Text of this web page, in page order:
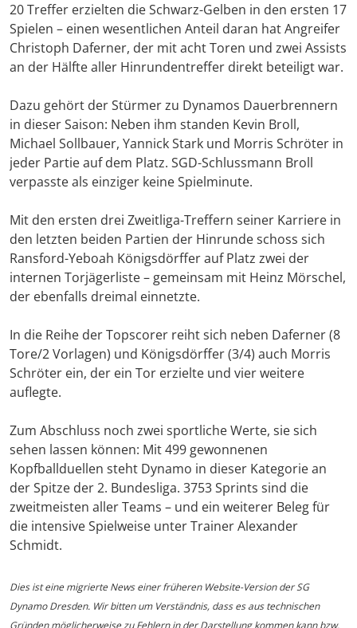
20 Treffer erzielten die Schwarz-Gelben in den ersten 17
Spielen – einen wesentlichen Anteil daran hat Angreifer
Christoph Daferner, der mit acht Toren und zwei Assists
an der Hälfte aller Hinrundentreffer direkt beteiligt war.
Dazu gehört der Stürmer zu Dynamos Dauerbrennern
in dieser Saison: Neben ihm standen Kevin Broll,
Michael Sollbauer, Yannick Stark und Morris Schröter in
jeder Partie auf dem Platz. SGD-Schlussmann Broll
verpasste als einziger keine Spielminute.
Mit den ersten drei Zweitliga-Treffern seiner Karriere in
den letzten beiden Partien der Hinrunde schoss sich
Ransford-Yeboah Königsdörffer auf Platz zwei der
internen Torjägerliste – gemeinsam mit Heinz Mörschel,
der ebenfalls dreimal einnetzte.
In die Reihe der Topscorer reiht sich neben Daferner (8
Tore/2 Vorlagen) und Königsdörffer (3/4) auch Morris
Schröter ein, der ein Tor erzielte und vier weitere
auflegte.
Zum Abschluss noch zwei sportliche Werte, sie sich
sehen lassen können: Mit 499 gewonnenen
Kopfballduellen steht Dynamo in dieser Kategorie an
der Spitze der 2. Bundesliga. 3753 Sprints sind die
zweitmeisten aller Teams – und ein weiterer Beleg für
die intensive Spielweise unter Trainer Alexander
Schmidt.
Dies ist eine migrierte News einer früheren Website-Version der SG
Dynamo Dresden. Wir bitten um Verständnis, dass es aus technischen